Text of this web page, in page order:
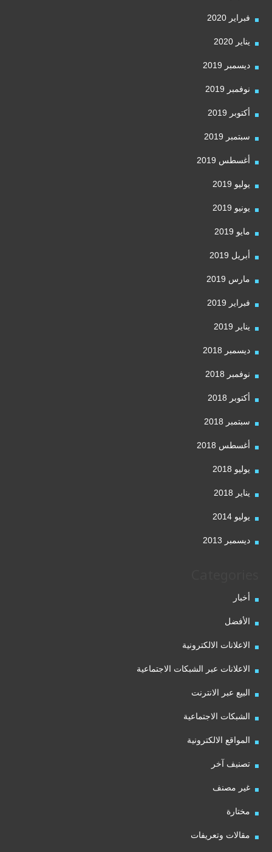
فبراير 2020
يناير 2020
ديسمبر 2019
نوفمبر 2019
أكتوبر 2019
سبتمبر 2019
أغسطس 2019
يوليو 2019
يونيو 2019
مايو 2019
أبريل 2019
مارس 2019
فبراير 2019
يناير 2019
ديسمبر 2018
نوفمبر 2018
أكتوبر 2018
سبتمبر 2018
أغسطس 2018
يوليو 2018
يناير 2018
يوليو 2014
ديسمبر 2013
أخبار
الأفضل
الاعلانات الالكترونية
الاعلانات عبر الشبكات الاجتماعية
البيع عبر الانترنت
الشبكات الاجتماعية
المواقع الالكترونية
تصنيف آخر
غير مصنف
مختارة
مقالات وتعريفات